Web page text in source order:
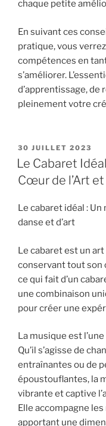
chaque petite
En suivant ces
pratique, vous
compétences en
s’améliorer.
d’apprentissage, de
pleinement votre
PUBLIÉ
LE
30 JUILLET 2023
Le Cabaret
Cœur de l’Art
Le cabaret idéal :
danse et d’art
Le cabaret est un
conservant tout son
ce qui fait d’un
une combinaison
pour créer une
La musique est
Qu’il s’agisse de
entraînantes ou de
époustouflantes, la
vibrante et captive
Elle accompagne
apportant une